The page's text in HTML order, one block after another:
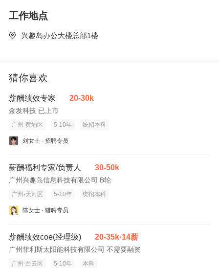
工作地点
兴趣岛办公大楼总部1楼
猜你喜欢
薪酬绩效专家 20-30k
金发科技 已上市
广州-黄埔区 5-10年 统招本科
刘女士 · 招聘专员
薪酬福利专家/负责人 30-50k
广州兴趣岛信息科技有限公司 B轮
广州-天河区 5-10年 统招本科
陈女士 · 猎聘专员
薪酬绩效coe(经理级) 20-35k·14薪
广州菲利斯太阳能科技有限公司 不需要融资
广州-白云区 5-10年 本科